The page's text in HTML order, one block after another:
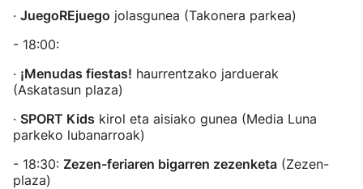
· JuegoREjuego jolasgunea (Takonera parkea)
- 18:00:
· ¡Menudas fiestas! haurrentzako jarduerak
(Askatasun plaza)
· SPORT Kids kirol eta aisiako gunea (Media Luna
parkeko lubanarroak)
- 18:30: Zezen-feriaren bigarren zezenketa (Zezen-
plaza)